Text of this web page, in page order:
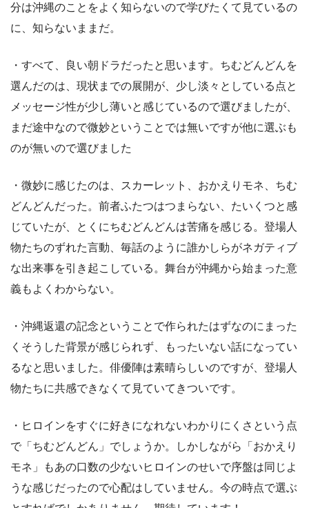
分は沖縄のことをよく知らないので学びたくて見ているの
に、知らないままだ。
・すべて、良い朝ドラだったと思います。ちむどんどんを
選んだのは、現状までの展開が、少し淡々としている点と
メッセージ性が少し薄いと感じているので選びましたが、
まだ途中なので微妙ということでは無いですが他に選ぶも
のが無いので選びました
・微妙に感じたのは、スカーレット、おかえりモネ、ちむ
どんどんだった。前者ふたつはつまらない、たいくつと感
じていたが、とくにちむどんどんは苦痛を感じる。登場人
物たちのずれた言動、毎話のように誰かしらがネガティブ
な出来事を引き起こしている。舞台が沖縄から始まった意
義もよくわからない。
・沖縄返還の記念ということで作られたはずなのにまった
くそうした背景が感じられず、もったいない話になってい
るなと思いました。俳優陣は素晴らしいのですが、登場人
物たちに共感できなくて見ていてきついです。
・ヒロインをすぐに好きになれないわかりにくさという点
で「ちむどんどん」でしょうか。しかしながら「おかえり
モネ」もあの口数の少ないヒロインのせいで序盤は同じよ
うな感じだったので心配はしていません。今の時点で選ぶ